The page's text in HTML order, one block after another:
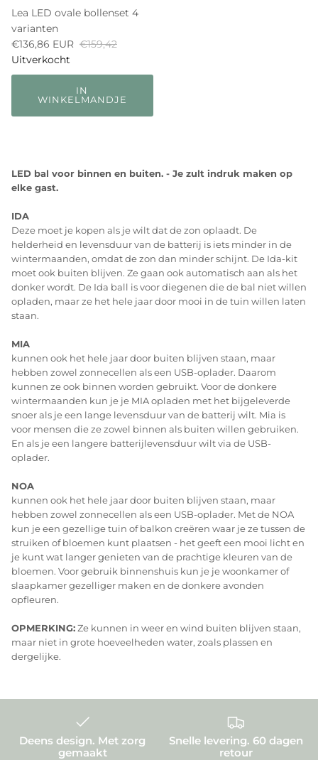
Lea LED ovale bollenset 4
varianten
€136,86 EUR €159,42
Uitverkocht
IN
WINKELMANDJE
LED bal voor binnen en buiten. - Je zult indruk maken op
elke gast.
IDA
Deze moet je kopen als je wilt dat de zon oplaadt. De
helderheid en levensduur van de batterij is iets minder in de
wintermaanden, omdat de zon dan minder schijnt. De Ida-kit
moet ook buiten blijven. Ze gaan ook automatisch aan als het
donker wordt. De Ida ball is voor diegenen die de bal niet willen
opladen, maar ze het hele jaar door mooi in de tuin willen laten
staan.
MIA
kunnen ook het hele jaar door buiten blijven staan, maar
hebben zowel zonnecellen als een USB-oplader. Daarom
kunnen ze ook binnen worden gebruikt. Voor de donkere
wintermaanden kun je je MIA opladen met het bijgeleverde
snoer als je een lange levensduur van de batterij wilt. Mia is
voor mensen die ze zowel binnen als buiten willen gebruiken.
En als je een langere batterijlevensduur wilt via de USB-
oplader.
NOA
kunnen ook het hele jaar door buiten blijven staan, maar
hebben zowel zonnecellen als een USB-oplader. Met de NOA
kun je een gezellige tuin of balkon creëren waar je ze tussen de
struiken of bloemen kunt plaatsen - het geeft een mooi licht en
je kunt wat langer genieten van de prachtige kleuren van de
bloemen. Voor gebruik binnenshuis kun je je woonkamer of
slaapkamer gezelliger maken en de donkere avonden
opfleuren.
OPMERKING:Ze kunnen in weer en wind buiten blijven staan,
maar niet in grote hoeveelheden water, zoals plassen en
dergelijke.
Deens design. Met zorg
gemaakt
Snelle levering. 60 dagen
retour